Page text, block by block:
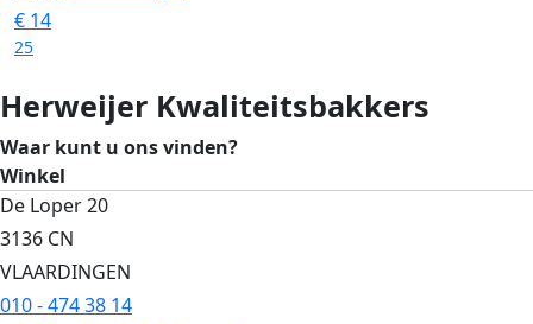
€ 14
25
Herweijer Kwaliteitsbakkers
Waar kunt u ons vinden?
Winkel
De Loper 20
3136 CN
VLAARDINGEN
010 - 474 38 14